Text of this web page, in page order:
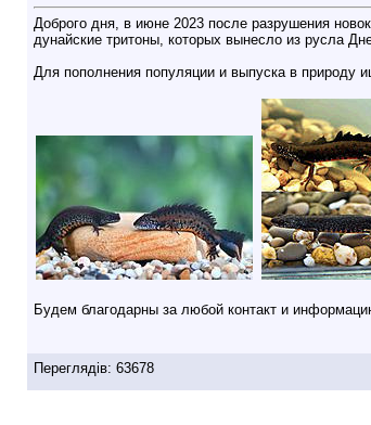
Доброго дня, в июне 2023 после разрушения
дунайские тритоны, которых вынесло из русла
Для пополнения популяции и выпуска в природу
Будем благодарны за любой контакт и
Переглядів: 63678